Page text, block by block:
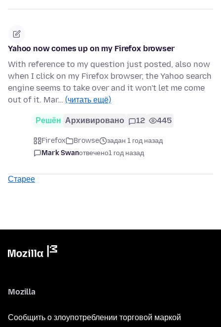
Yahoo now comes up on my Firefox browser
With reference to my question just posted, also now
when I click on my Firefox browser, the Yahoo search
engine seems to take over and it won't let me come
out of it. Mar… (читать ещё)
Решён Архивировано 12 445
Firefox Browse
задан 1 год назад
Mark Swanотвечено1 год назад
Старее
Mozilla
Сообщить о злоупотреблении торговой маркой